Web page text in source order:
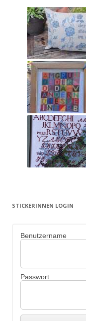
STICKERINNEN LOGIN
Benutzername
Passwort